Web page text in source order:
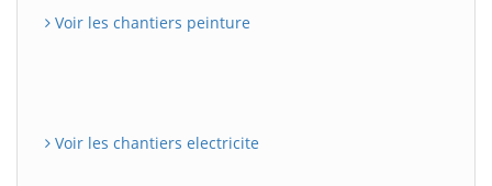
Voir les chantiers peinture
Voir les chantiers electricite